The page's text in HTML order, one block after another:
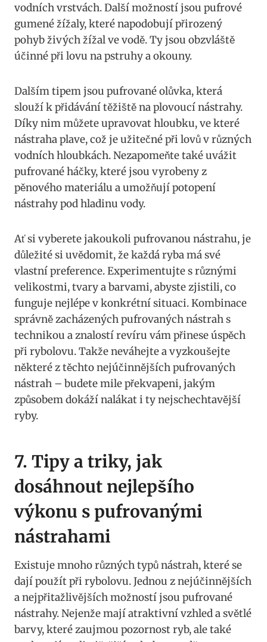
vodních vrstvách. Další možností jsou pufrové
gumené žížaly, které napodobují přirozený
pohyb živých žížal ve vodě. Ty jsou obzvláště
účinné při lovu na pstruhy a okouny.
Dalším tipem jsou pufrované olůvka, která
slouží k přidávání těžiště na plovoucí nástrahy.
Díky nim můžete⁣ upravovat hloubku, ve které⁤
nástraha plave, ⁢což je užitečné při lovů v různých
vodních hloubkách. Nezapomeňte také uvážit
pufrované háčky, které jsou vyrobeny z
pěnového materiálu a umožňují potopení
nástrahy pod hladinu vody.
Ať si vyberete jakoukoli pufrovanou nástrahu, je
důležité si uvědomit, že každá ryba má ‍své
vlastní preference. Experimentujte s různými
velikostmi, tvary a barvami, abyste zjistili, co
funguje nejlépe ‍v konkrétní situaci. Kombinace
správně zacházených pufrovaných nástrah s ​
technikou a znalostí revíru vám⁢ přinese úspěch
při rybolovu. Takže neváhejte a vyzkoušejte
některé z těchto nejúčinnějších pufrovaných
nástrah – budete mile překvapeni, jakým
způsobem ‌dokáží nalákat i ty nejschechtavější
ryby.
7. Tipy a triky, jak
dosáhnout nejlepšího
výkonu s pufrovanými
nástrahami
Existuje mnoho různých typů nástrah,⁢ které se
dají použít⁤ při rybolovu. Jednou z nejúčinnějších
a nejpřitažlivějších možností jsou pufrované
nástrahy. Nejenže ‌mají atraktivní vzhled a světlé
barvy, které zaujmou pozornost ⁣ryb, ale také